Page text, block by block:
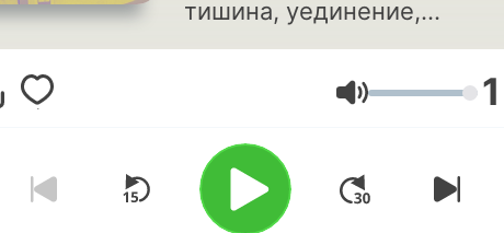
тишина, уединение,
созерцание, медитация.
Пожалуй, самая красивая
музыка на свете!
Музыкальный подкаст №1 в
России.
Volym 1